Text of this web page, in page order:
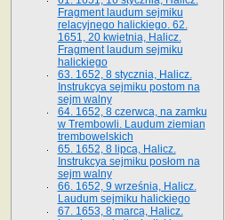
Fragment laudum sejmiku
relacyjnego halickiego. 62.
1651, 20 kwietnia, Halicz.
Fragment laudum sejmiku
halickiego
63. 1652, 8 stycznia, Halicz.
Instrukcya sejmiku postom na
sejm walny
64. 1652, 8 czerwca, na zamku
w Trembowli. Laudum ziemian
trembowelskich
65. 1652, 8 lipca, Halicz.
Instrukcya sejmiku posłom na
sejm walny
66. 1652, 9 września, Halicz.
Laudum sejmiku halickiego
67. 1653, 8 marca, Halicz.